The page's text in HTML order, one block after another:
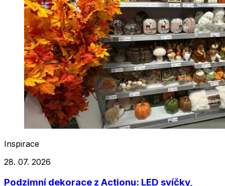
Inspirace
28. 07. 2026
Podzimní dekorace z Actionu: LED svíčky,